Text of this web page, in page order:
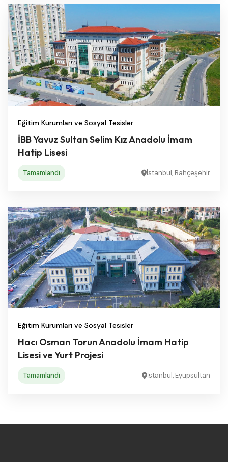
Eğitim Kurumları ve Sosyal Tesisler
İBB Yavuz Sultan Selim Kız Anadolu İmam
Hatip Lisesi
Tamamlandı İstanbul, Bahçeşehir
Eğitim Kurumları ve Sosyal Tesisler
Hacı Osman Torun Anadolu İmam Hatip
Lisesi ve Yurt Projesi
Tamamlandı İstanbul, Eyüpsultan